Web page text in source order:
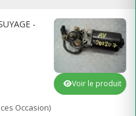
-
Occasion)
Voir le produit